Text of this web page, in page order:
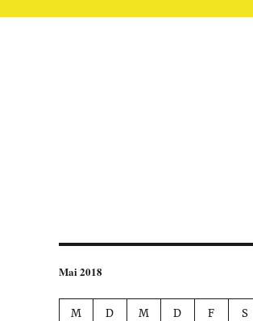
Mai 2018
M D M D F S